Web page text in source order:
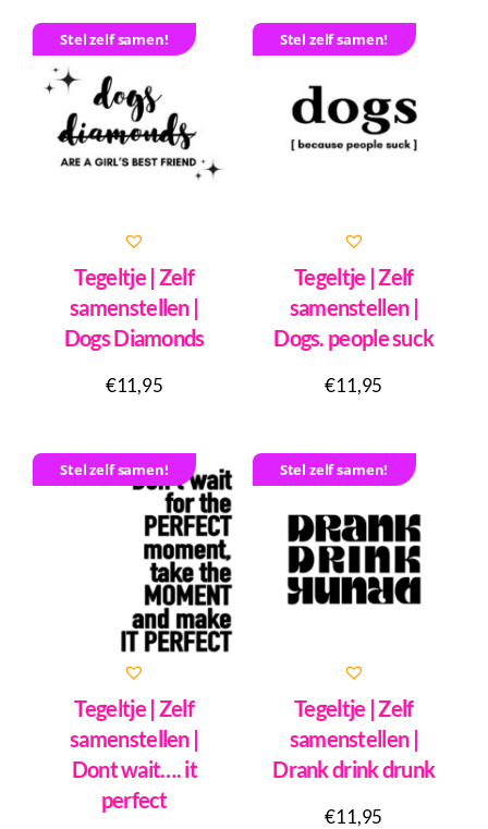
Stel zelf samen!
Tegeltje | Zelf
samenstellen |
Dogs Diamonds
€11,95
Stel zelf samen!
Tegeltje | Zelf
samenstellen |
Dogs. people suck
€11,95
Stel zelf samen!
Tegeltje | Zelf
samenstellen |
Dont wait…. it
perfect
Stel zelf samen!
Tegeltje | Zelf
samenstellen |
Drank drink drunk
€11,95